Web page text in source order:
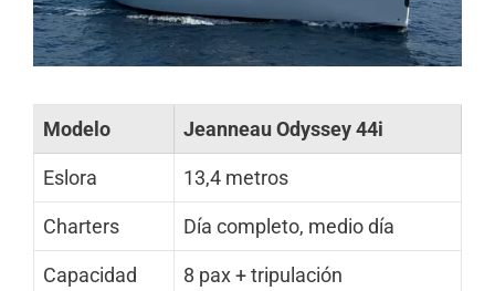
Modelo Jeanneau Odyssey 44i
Eslora 13,4 metros
Charters Día completo, medio día
Capacidad 8 pax + tripulación